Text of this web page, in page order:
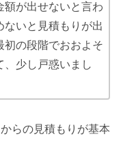
額が出せないと言わ
ないと見積もりが出
初の段階でおおよそ
、少し戸惑いまし
らの見積もりが基本